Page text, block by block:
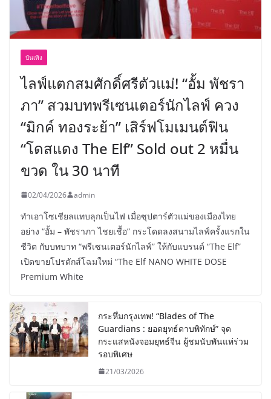
บันเทิง
ไลฟ์แตกสมศักดิ์ศรีตัวแม่! “อั้ม พัชรา
ภา” สวมบทพรีเซนเตอร์นักไลฟ์ ควง
“มิกค์ ทองระย้า” เสิร์ฟโมเมนต์ฟิน
“โดสแดง The Elf” Sold out 2 หมื่น
ขวด ใน 30 นาที
02/04/2026 admin
ทำเอาโซเชียลแทบลุกเป็นไฟ เมื่อซุปตาร์ตัวแม่ของเมืองไทย
อย่าง “อั้ม – พัชราภา ไชยเชื้อ” กระโดดลงสนามไลฟ์ครั้งแรกใน
ชีวิต กับบทบาท “พรีเซนเตอร์นักไลฟ์” ให้กับแบรนด์ “The Elf”
เปิดขายโปรดักส์โฉมใหม่ “The Elf NANO WHITE DOSE
Premium White
กระหึ่มกรุงเทพ! “Blades of The
Guardians : ยอดยุทธ์ดาบพิทักษ์” จุด
กระแสหนังจอมยุทธ์จีน ผู้ชมนับพันแห่ร่วม
รอบพิเศษ
21/03/2026